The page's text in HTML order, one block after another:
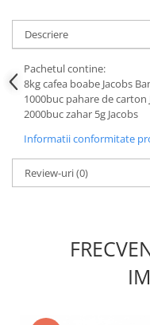
Descriere
Pachetul contine:
8kg cafea boabe Jacobs
1000buc pahare de carton
2000buc zahar 5g Jacobs
Informatii conformitate
Review-uri(0)